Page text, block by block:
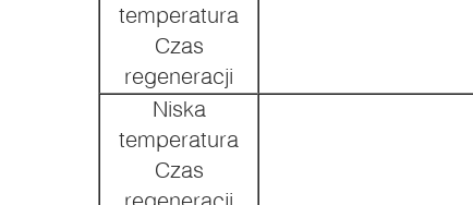
temperatura
Czas
regeneracji
Niska
temperatura
Czas
regeneracji